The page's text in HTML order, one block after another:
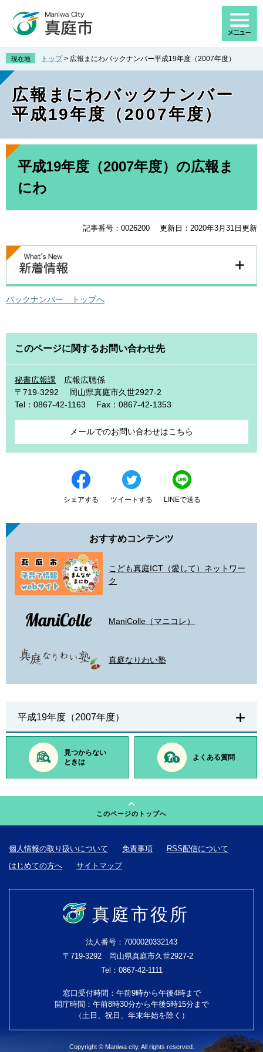
先
で
を
ば
へ
現在地 トップ > 広報まにわバックナンバー平成19年度（2007年度）
広報まにわバックナンバー
平成19年度（2007年度）
本
平成19年度（2007年度）の広報ま
にわ
記事番号：0026200 更新日：2020年3月31日更新
バックナンバー トップへ
このページに関するお問い合わせ先
秘書広報課
広報広聴係
〒719-3292
岡山県真庭市久世2927-2
Tel：0867-42-1163
Fax：0867-42-1353
メールでのお問い合わせはこちら
シェアする ツイートする LINEで送る
おすすめコンテンツ
こども真庭ICT（愛して）ネットワー
ク
ManiColle（マニコレ）
真庭なりわい塾
平成19年度（2007年度）
見つからない
ときは
よくある質問
このページのトップへ
個人情報の取り扱いについて 免責事項
RSS配信について
はじめての方へ
サイトマップ
真庭市役所
法人番号：7000020332143
〒719-3292 岡山県真庭市久世2927-2
Tel：0867-42-1111
窓口受付時間：午前9時から午後4時まで
開庁時間：午前8時30分から午後5時15分まで
（土日、祝日、年末年始を除く）
Copyright © Maniwa city. All rights reserved.